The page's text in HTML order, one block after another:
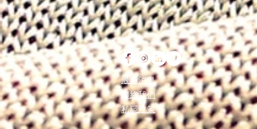
最新消息
聯絡我們
私隱政策